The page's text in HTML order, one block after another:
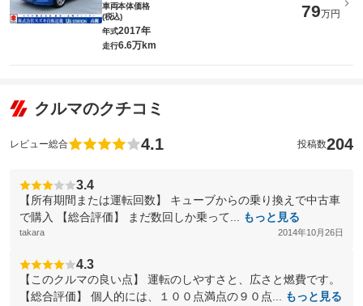
車両本体価格
(税込)
79万円
年式2017年
走行6.6万km
クルマのクチコミ
レビュー総合 4.1 投稿数204
3.4
【所有期間または運転回数】 キューブからの乗り換えで中古車
で購入 【総合評価】 まだ数回しか乗って...
もっと見る
takara 2014年10月26日
4.3
【このクルマの良い点】 運転のしやすさと、広さと燃費です。
【総合評価】 個人的には、１００点満点の９０点...
もっと見る